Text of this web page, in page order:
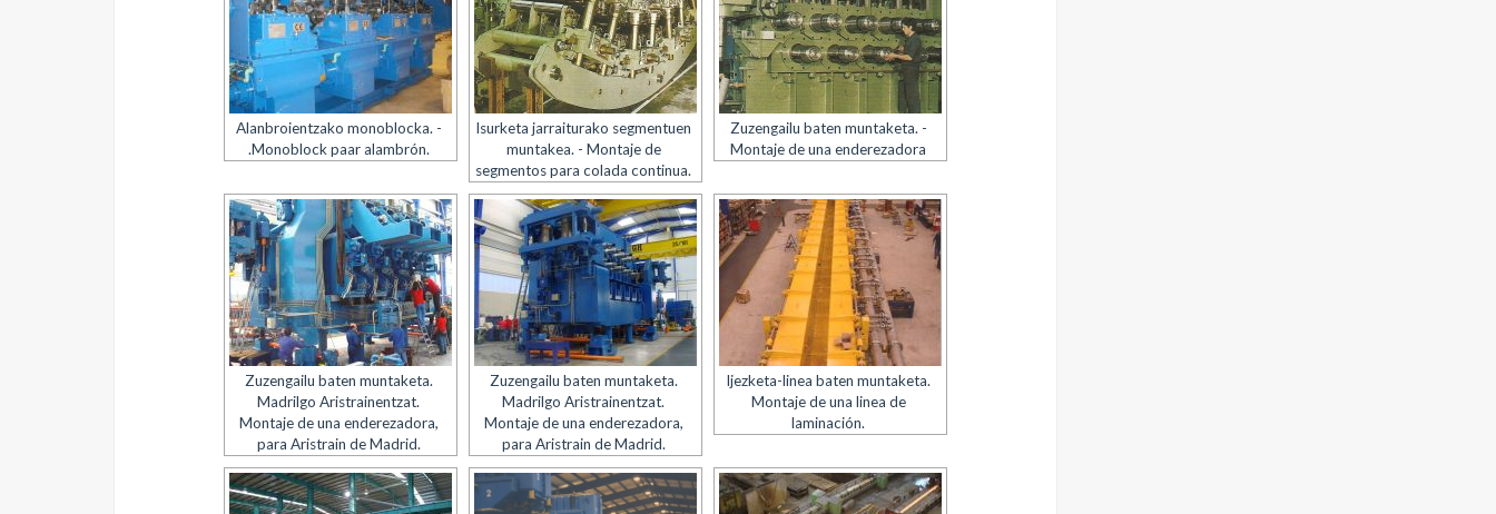
Alanbroientzako monoblocka. -
.Monoblock paar alambrón.
Isurketa jarraiturako segmentuen
muntakea. - Montaje de
segmentos para colada continua.
Zuzengailu baten muntaketa. -
Montaje de una enderezadora
Zuzengailu baten muntaketa.
Madrilgo Aristrainentzat.
Montaje de una enderezadora,
para Aristrain de Madrid.
Zuzengailu baten muntaketa.
Madrilgo Aristrainentzat.
Montaje de una enderezadora,
para Aristrain de Madrid.
Ijezketa-linea baten muntaketa.
Montaje de una linea de
laminación.